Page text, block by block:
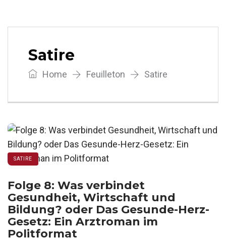
Satire
Home Feuilleton Satire
SATIRE
Folge 8: Was verbindet
Gesundheit, Wirtschaft und
Bildung? oder Das Gesunde-Herz-
Gesetz: Ein Arztroman im
Politformat